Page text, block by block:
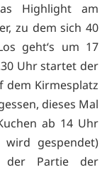
Highlight am
zu dem sich 40
geht‘s um 17
Uhr startet der
dem Kirmesplatz
dieses Mal
ab 14 Uhr
wird gespendet)
Partie der